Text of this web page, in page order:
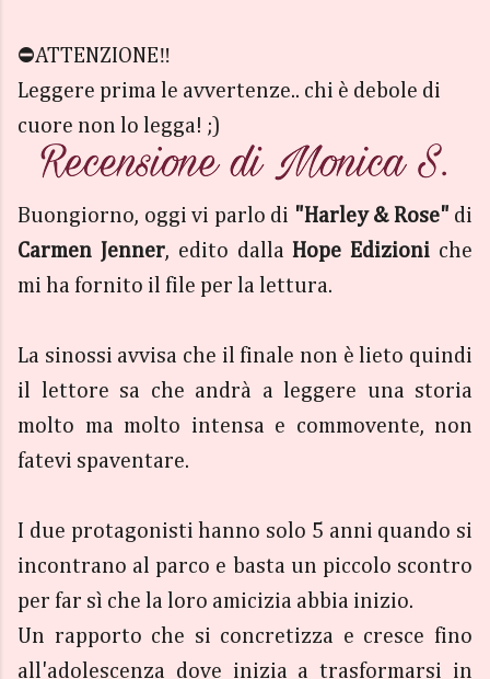
⛔️ATTENZIONE‼️
Leggere prima le avvertenze.. chi è debole di
cuore non lo legga! ;)
Buongiorno, oggi vi parlo di "Harley & Rose" di
Carmen Jenner, edito dalla Hope Edizioni che
mi ha fornito il file per la lettura.
La sinossi avvisa che il finale non è lieto quindi
il lettore sa che andrà a leggere una storia
molto ma molto intensa e commovente, non
fatevi spaventare.
I due protagonisti hanno solo 5 anni quando si
incontrano al parco e basta un piccolo scontro
per far sì che la loro amicizia abbia inizio.
Un rapporto che si concretizza e cresce fino
all'adolescenza dove inizia a trasformarsi in